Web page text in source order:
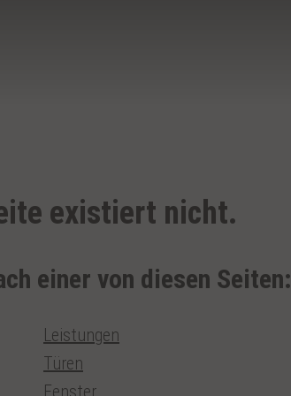
existiert nicht.
einer von diesen Seiten:
Leistungen
Türen
Fenster